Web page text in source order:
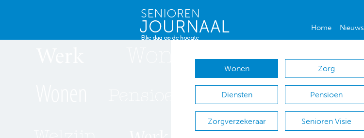
Home Nieuws
Wonen Zorg
Diensten Pensioen
Zorgverzekeraar Senioren Visie